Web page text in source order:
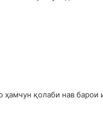
қолаби нав барои